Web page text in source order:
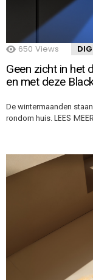
650 Views
Geen zicht in het
en met deze
De wintermaanden
rondom huis. LEES